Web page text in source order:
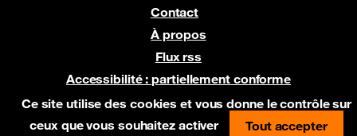
Ce site utilise des cookies et vous donne le contrôle sur
ceux que vous souhaitez activer
Tout accepter
Contact
À propos
Flux rss
Accessibilité : partiellement conforme
Pré-version sur Netlify